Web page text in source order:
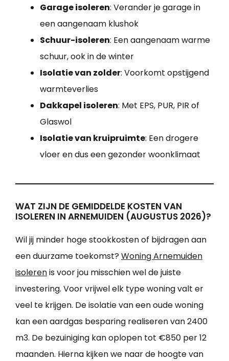
Garage isoleren: Verander je garage in
een aangenaam klushok
Schuur-isoleren: Een aangenaam warme
schuur, ook in de winter
Isolatie van zolder: Voorkomt opstijgend
warmteverlies
Dakkapel isoleren: Met EPS, PUR, PIR of
Glaswol
Isolatie van kruipruimte: Een drogere
vloer en dus een gezonder woonklimaat
WAT ZIJN DE GEMIDDELDE KOSTEN VAN
ISOLEREN IN ARNEMUIDEN (AUGUSTUS 2026)?
Wil jij minder hoge stookkosten of bijdragen aan
een duurzame toekomst? Woning Arnemuiden
isolerenis voor jou misschien wel de juiste
investering. Voor vrijwel elk type woning valt er
veel te krijgen. De isolatie van een oude woning
kan een aardgas besparing realiseren van 2400
m3. De bezuiniging kan oplopen tot €850 per 12
maanden. Hierna kijken we naar de hoogte van